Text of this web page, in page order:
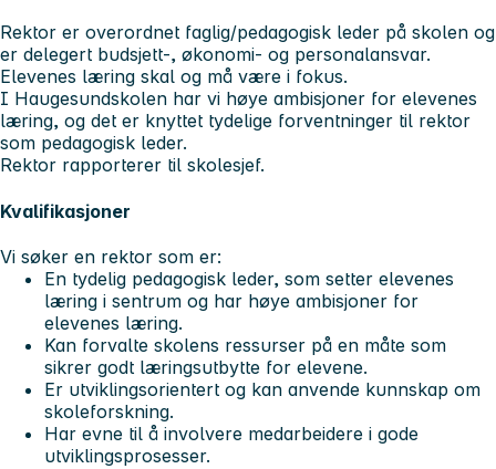
Rektor er overordnet faglig/pedagogisk leder på skolen og
er delegert budsjett-, økonomi- og personalansvar.
Elevenes læring skal og må være i fokus.
I Haugesundskolen har vi høye ambisjoner for elevenes
læring, og det er knyttet tydelige forventninger til rektor
som pedagogisk leder.
Rektor rapporterer til skolesjef.
Kvalifikasjoner
Vi søker en rektor som er:
En tydelig pedagogisk leder, som setter elevenes
læring i sentrum og har høye ambisjoner for
elevenes læring.
Kan forvalte skolens ressurser på en måte som
sikrer godt læringsutbytte for elevene.
Er utviklingsorientert og kan anvende kunnskap om
skoleforskning.
Har evne til å involvere medarbeidere i gode
utviklingsprosesser.